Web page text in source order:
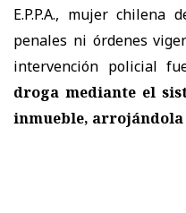
E.P.P.A., mujer chilena
penales ni órdenes
intervención policial
droga mediante el
inmueble, arrojándola